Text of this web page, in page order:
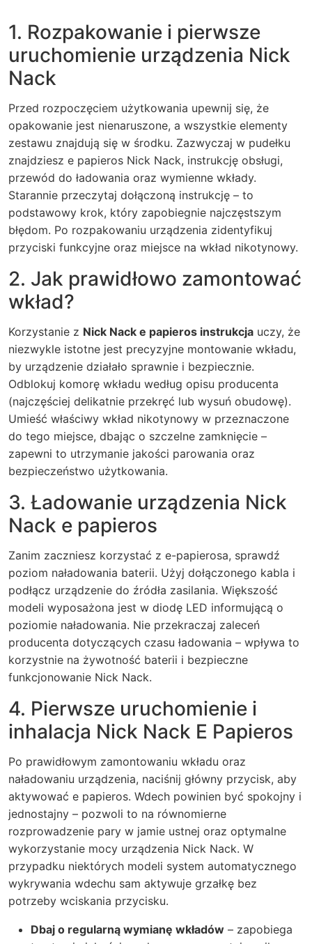
1. Rozpakowanie i pierwsze
uruchomienie urządzenia Nick
Nack
Przed rozpoczęciem użytkowania upewnij się, że
opakowanie jest nienaruszone, a wszystkie elementy
zestawu znajdują się w środku. Zazwyczaj w pudełku
znajdziesz e papieros Nick Nack, instrukcję obsługi,
przewód do ładowania oraz wymienne wkłady.
Starannie przeczytaj dołączoną instrukcję – to
podstawowy krok, który zapobiegnie najczęstszym
błędom. Po rozpakowaniu urządzenia zidentyfikuj
przyciski funkcyjne oraz miejsce na wkład nikotynowy.
2. Jak prawidłowo zamontować
wkład?
Korzystanie z Nick Nack e papieros instrukcja uczy, że
niezwykle istotne jest precyzyjne montowanie wkładu,
by urządzenie działało sprawnie i bezpiecznie.
Odblokuj komorę wkładu według opisu producenta
(najczęściej delikatnie przekręć lub wysuń obudowę).
Umieść właściwy wkład nikotynowy w przeznaczone
do tego miejsce, dbając o szczelne zamknięcie –
zapewni to utrzymanie jakości parowania oraz
bezpieczeństwo użytkowania.
3. Ładowanie urządzenia Nick
Nack e papieros
Zanim zaczniesz korzystać z e-papierosa, sprawdź
poziom naładowania baterii. Użyj dołączonego kabla i
podłącz urządzenie do źródła zasilania. Większość
modeli wyposażona jest w diodę LED informującą o
poziomie naładowania. Nie przekraczaj zaleceń
producenta dotyczących czasu ładowania – wpływa to
korzystnie na żywotność baterii i bezpieczne
funkcjonowanie Nick Nack.
4. Pierwsze uruchomienie i
inhalacja Nick Nack E Papieros
Po prawidłowym zamontowaniu wkładu oraz
naładowaniu urządzenia, naciśnij główny przycisk, aby
aktywować e papieros. Wdech powinien być spokojny i
jednostajny – pozwoli to na równomierne
rozprowadzenie pary w jamie ustnej oraz optymalne
wykorzystanie mocy urządzenia Nick Nack. W
przypadku niektórych modeli system automatycznego
wykrywania wdechu sam aktywuje grzałkę bez
potrzeby wciskania przycisku.
Dbaj o regularną wymianę wkładów – zapobiega